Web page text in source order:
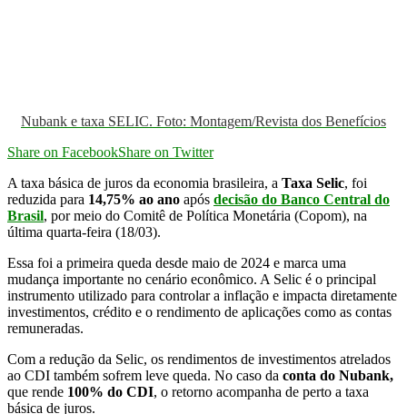
Nubank e taxa SELIC. Foto: Montagem/Revista dos Benefícios
Share on FacebookShare on Twitter
A taxa básica de juros da economia brasileira, a Taxa Selic, foi
reduzida para 14,75% ao ano após decisão do Banco Central do
Brasil, por meio do Comitê de Política Monetária (Copom), na
última quarta-feira (18/03).
Essa foi a primeira queda desde maio de 2024 e marca uma
mudança importante no cenário econômico. A Selic é o principal
instrumento utilizado para controlar a inflação e impacta diretamente
investimentos, crédito e o rendimento de aplicações como as contas
remuneradas.
Com a redução da Selic, os rendimentos de investimentos atrelados
ao CDI também sofrem leve queda. No caso da conta do Nubank,
que rende 100% do CDI, o retorno acompanha de perto a taxa
básica de juros.